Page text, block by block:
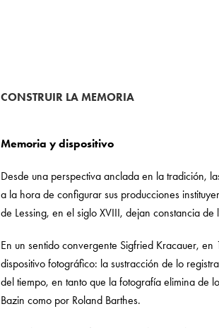
CONSTRUIR LA MEMORIA
Memoria y dispositivo
Desde una perspectiva anclada en la tradición,
a la hora de configurar sus producciones
de Lessing, en el siglo XVIII, dejan constancia
En un sentido convergente Sigfried Kracauer,
dispositivo fotográfico: la sustracción de lo
del tiempo, en tanto que la fotografía elimina de
Bazin como por Roland Barthes.